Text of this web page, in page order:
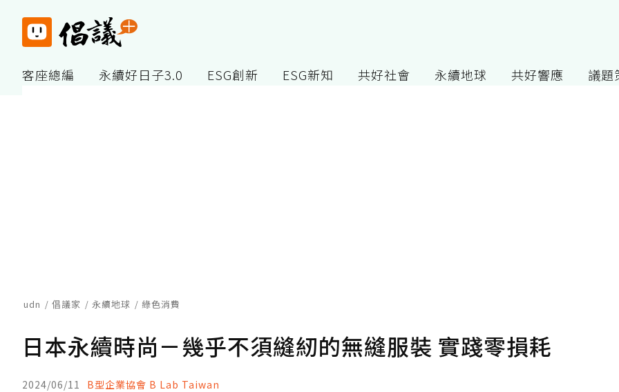
客座總編 永續好日子3.0 ESG創新 ESG新知 共好社會 永續地球 共好響應 議題
udn 倡議家 永續地球 綠色消費
日本永續時尚－幾乎不須縫紉的無縫服裝 實踐零損耗
2024/06/11 B型企業協會 B Lab Taiwan